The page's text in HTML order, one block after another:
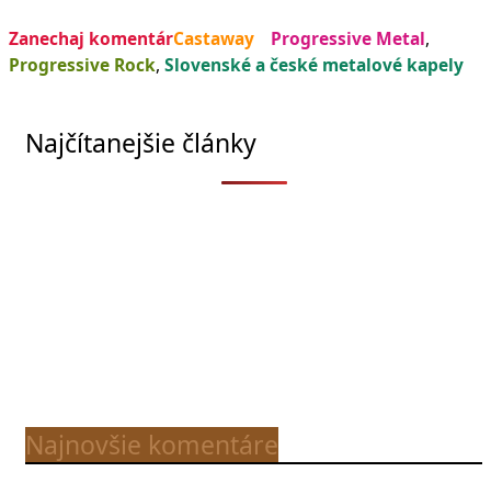
Zanechaj komentárCastaway Progressive Metal,
Progressive Rock, Slovenské a české metalové kapely
Najčítanejšie články
Najnovšie komentáre